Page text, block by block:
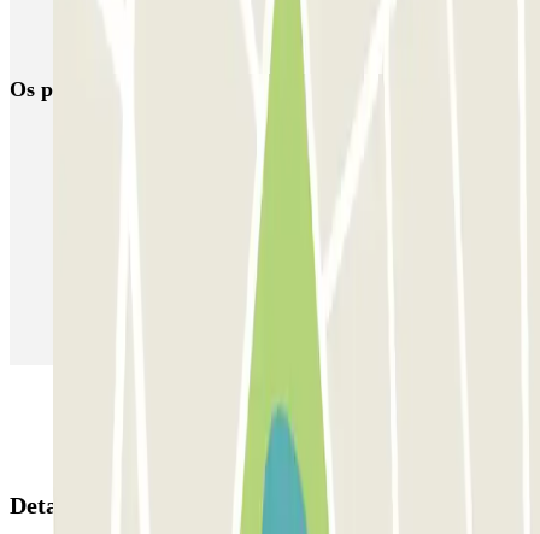
Reservar parque de estacionamento em Aeroporto de Pamplona
Os parques de estacionamento mais reservados
Estacionamento em Lisboa
Estacionamento em Sevilha
Estacionamento em Aeroporto de Adolfo Suárez Madrid–Barajas
Detalhes da reserva